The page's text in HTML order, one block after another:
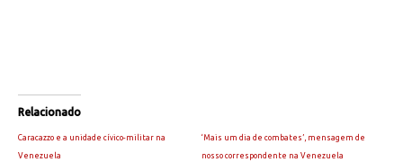
Relacionado
Caracazzo e a unidade cívico-militar na
Venezuela
‘Mais um dia de combates’, mensagem de
nosso correspondente na Venezuela